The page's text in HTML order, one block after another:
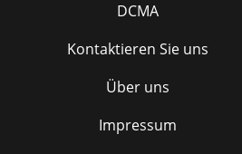
DCMA
Kontaktieren Sie uns
Über uns
Impressum